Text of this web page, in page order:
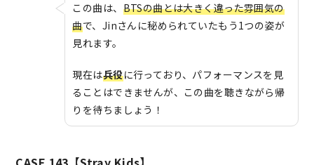
この曲は、 BTSの曲とは大きく違った雰囲気の
曲で、Jinさんに秘められていたもう1つの姿が
見れます。
現在は兵役に行っており、パフォーマンスを見
ることはできませんが、この曲を聴きながら帰
りを待ちましょう！